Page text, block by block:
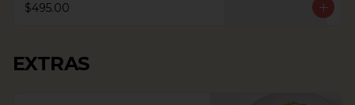
$495.00
EXTRAS